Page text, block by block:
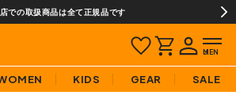
での取扱商品は全て正規品です
KIDS GEAR SALE